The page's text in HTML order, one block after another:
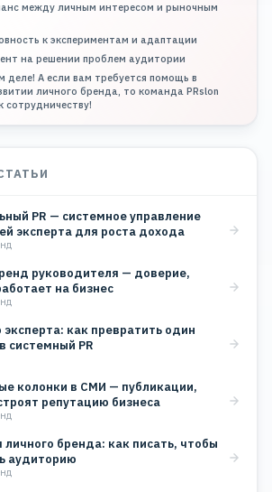
между личным интересом и рыночным
к экспериментам и адаптации
на решении проблем аудитории
деле! А если вам требуется помощь в
личного бренда, то команда PRslon
сотрудничеству!
PR — системное управление
эксперта для роста дохода
руководителя — доверие,
на бизнес
как превратить один
системный PR
колонки в СМИ — публикации,
репутацию бизнеса
личного бренда: как писать, чтобы
аудиторию